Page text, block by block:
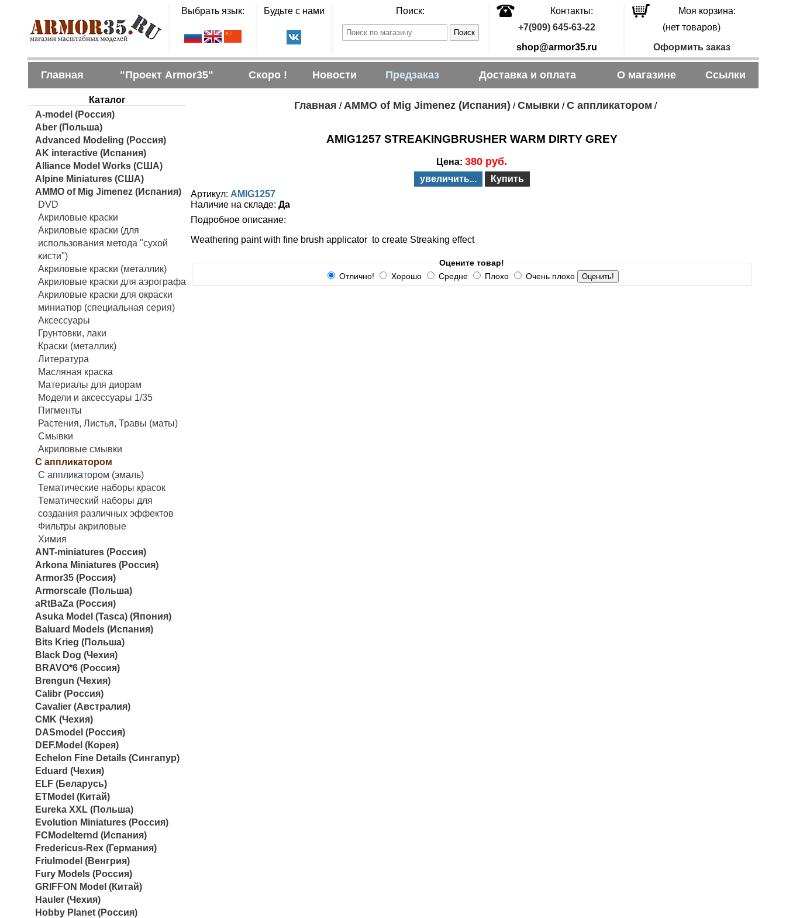
Выбрать язык: Будьте с нами Поиск: Контакты:
Моя корзина:
+7(909) 645-63-22
shop@armor35.ru
(нет товаров)
Оформить заказ
Главная "Проект Armor35" Скоро ! Новости Предзаказ Доставка и оплата О магазине Ссылки
Каталог
A-model (Россия)
Aber (Польша)
Advanced Modeling (Россия)
AK interactive (Испания)
Alliance Model Works (США)
Alpine Miniatures (США)
AMMO of Mig Jimenez (Испания)
DVD
Акриловые краски
Акриловые краски (для
использования метода "сухой
кисти")
Акриловые краски (металлик)
Акриловые краски для аэрографа
Акриловые краски для окраски
миниатюр (специальная серия)
Аксессуары
Грунтовки, лаки
Краски (металлик)
Литература
Масляная краска
Материалы для диорам
Модели и аксессуары 1/35
Пигменты
Растения, Листья, Травы (маты)
Смывки
Акриловые смывки
С аппликатором
С аппликатором (эмаль)
Тематические наборы красок
Тематический наборы для
создания различных эффектов
Фильтры акриловые
Химия
ANT-miniatures (Россия)
Arkona Miniatures (Россия)
Armor35 (Россия)
Armorscale (Польша)
aRtBaZa (Россия)
Asuka Model (Tasca) (Япония)
Baluard Models (Испания)
Bits Krieg (Польша)
Black Dog (Чехия)
BRAVO*6 (Россия)
Brengun (Чехия)
Calibr (Россия)
Cavalier (Австралия)
CMK (Чехия)
DASmodel (Россия)
DEF.Model (Корея)
Echelon Fine Details (Сингапур)
Eduard (Чехия)
ELF (Беларусь)
ETModel (Китай)
Eureka XXL (Польша)
Evolution Miniatures (Россия)
FCModelternd (Испания)
Fredericus-Rex (Германия)
Friulmodel (Венгрия)
Fury Models (Россия)
GRIFFON Model (Китай)
Hauler (Чехия)
Hobby Planet (Россия)
Главная /AMMO of Mig Jimenez (Испания) /Смывки /С аппликатором /
AMIG1257 STREAKINGBRUSHER WARM DIRTY GREY
Цена: 380 руб.
увеличить...
Купить
Артикул: AMIG1257
Наличие на складе: Да
Подробное описание:
Weathering paint with fine brush applicator to create Streaking effect
Оцените товар!
Отлично!
Хорошо Средне Плохо Очень плохо